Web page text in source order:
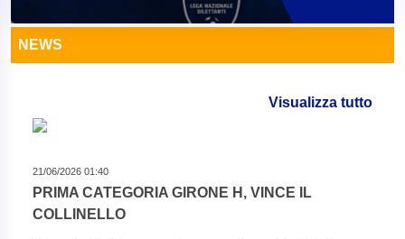
NEWS
Visualizza tutto
21/06/2026 01:40
PRIMA CATEGORIA GIRONE H, VINCE IL
COLLINELLO